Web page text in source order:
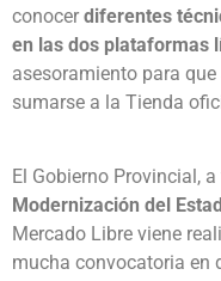
conocer diferentes
en las dos plataformas
asesoramiento para
sumarse a la Tienda
El Gobierno Provincial,
Modernización del
Mercado Libre viene
mucha convocatoria en